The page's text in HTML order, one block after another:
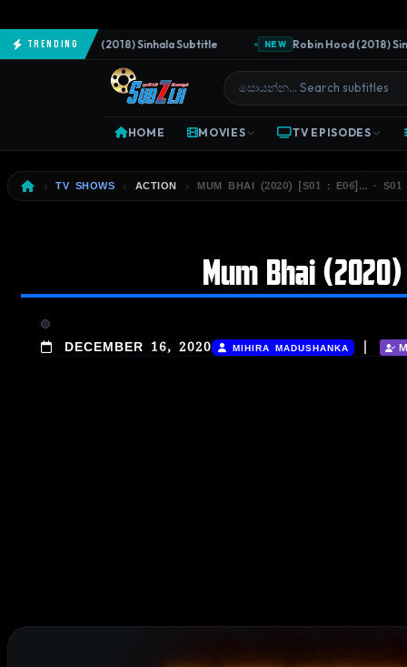
Trending
The Predator (2018) Sinhala Subtitle NEW Robin Hood (2018)
HOME MOVIES TV EPISODES
TV SHOWS ACTION MUM BHAI (2020) [S01 : E06]… · S01
Mum Bhai
DECEMBER 16, 2020 MIHIRA MADUSHANKA